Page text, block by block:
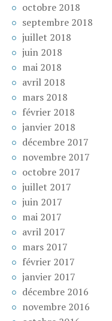
octobre 2018
septembre 2018
juillet 2018
juin 2018
mai 2018
avril 2018
mars 2018
février 2018
janvier 2018
décembre 2017
novembre 2017
octobre 2017
juillet 2017
juin 2017
mai 2017
avril 2017
mars 2017
février 2017
janvier 2017
décembre 2016
novembre 2016